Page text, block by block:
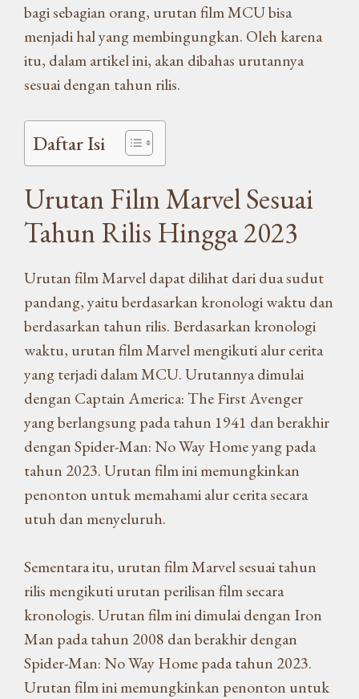
bagi sebagian orang, urutan film MCU bisa
menjadi hal yang membingungkan. Oleh karena
itu, dalam artikel ini, akan dibahas urutannya
sesuai dengan tahun rilis.
Daftar Isi
Urutan Film Marvel Sesuai
Tahun Rilis Hingga 2023
Urutan film Marvel dapat dilihat dari dua sudut
pandang, yaitu berdasarkan kronologi waktu dan
berdasarkan tahun rilis. Berdasarkan kronologi
waktu, urutan film Marvel mengikuti alur cerita
yang terjadi dalam MCU. Urutannya dimulai
dengan Captain America: The First Avenger
yang berlangsung pada tahun 1941 dan berakhir
dengan Spider-Man: No Way Home yang pada
tahun 2023. Urutan film ini memungkinkan
penonton untuk memahami alur cerita secara
utuh dan menyeluruh.
Sementara itu, urutan film Marvel sesuai tahun
rilis mengikuti urutan perilisan film secara
kronologis. Urutan film ini dimulai dengan Iron
Man pada tahun 2008 dan berakhir dengan
Spider-Man: No Way Home pada tahun 2023.
Urutan film ini memungkinkan penonton untuk